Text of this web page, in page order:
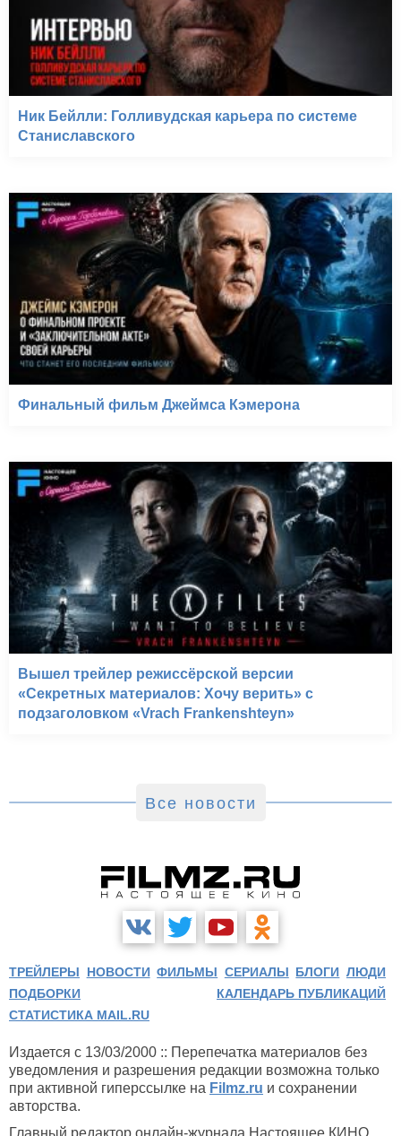
Ник Бейлли: Голливудская карьера по системе
Станиславского
Финальный фильм Джеймса Кэмерона
Вышел трейлер режиссёрской версии
«Секретных материалов: Хочу верить» с
подзаголовком «Vrach Frankenshteyn»
Все новости
ТРЕЙЛЕРЫ НОВОСТИ ФИЛЬМЫ СЕРИАЛЫ БЛОГИ ЛЮДИ
ПОДБОРКИ
КАЛЕНДАРЬ ПУБЛИКАЦИЙ
СТАТИСТИКА MAIL.RU
Издается с 13/03/2000 :: Перепечатка материалов без
уведомления и разрешения редакции возможна только
при активной гиперссылке на Filmz.ru и сохранении
авторства.
Главный редактор онлайн-журнала Настоящее КИНО